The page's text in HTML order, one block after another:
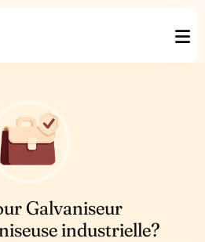
Galvaniseur
industrielle?